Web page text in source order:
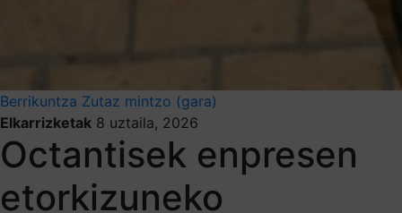
Berrikuntza Zutaz mintzo (gara)
Elkarrizketak 8 uztaila, 2026
Octantisek enpresen
etorkizuneko